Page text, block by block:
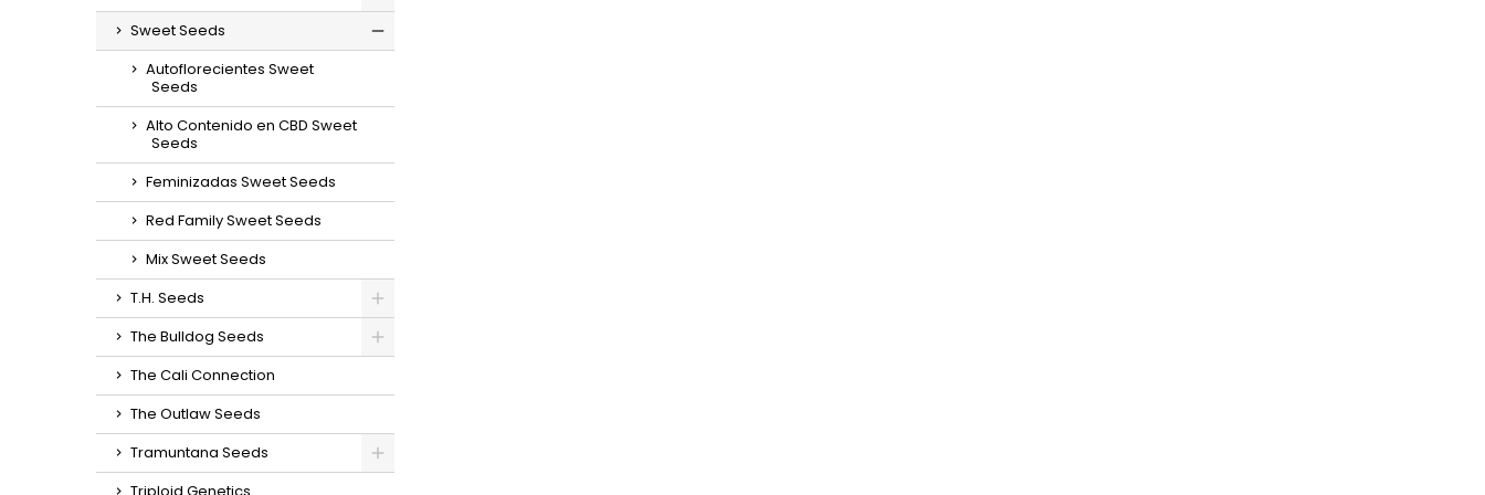
Sweet Seeds
Autoflorecientes Sweet
Seeds
Alto Contenido en CBD Sweet
Seeds
Feminizadas Sweet Seeds
Red Family Sweet Seeds
Mix Sweet Seeds
T.H. Seeds
The Bulldog Seeds
The Cali Connection
The Outlaw Seeds
Tramuntana Seeds